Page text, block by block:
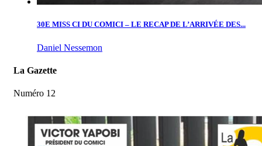
30E MISS CI DU COMICI – LE RECAP DE L’ARRIVÉE DES...
Daniel Nessemon
La Gazette
Numéro 12